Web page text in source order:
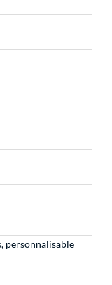
personnalisable